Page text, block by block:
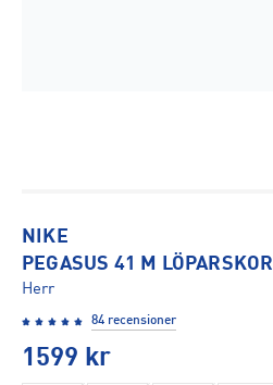
NIKE
PEGASUS 41 M LÖPARSKOR
Herr
84 recensioner
1599 kr